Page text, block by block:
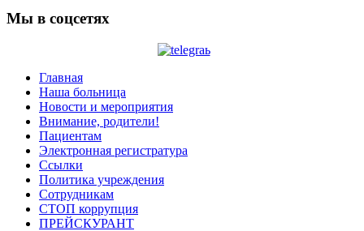
Мы в соцсетях
Главная
Наша больница
Новости и мероприятия
Внимание, родители!
Пациентам
Электронная регистратура
Ссылки
Политика учреждения
Сотрудникам
СТОП коррупция
ПРЕЙСКУРАНТ